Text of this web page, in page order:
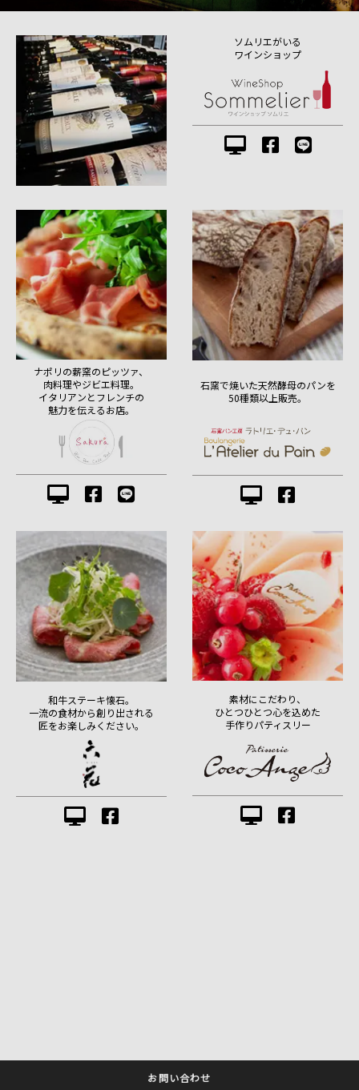
ソムリエがいる
ワインショップ
ナポリの薪窯のピッツァ、
肉料理やジビエ料理。
イタリアンとフレンチの
魅力を伝えるお店。
石窯で焼いた天然酵母のパンを
50種類以上販売。
和牛ステーキ懐石。
一流の食材から創り出される
匠をお楽しみください。
素材にこだわり、
ひとつひとつ心を込めた
手作りパティスリー
お問い合わせ